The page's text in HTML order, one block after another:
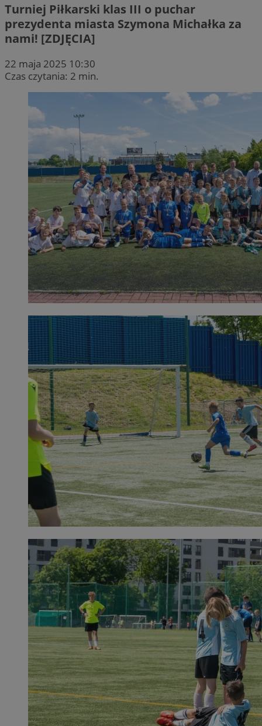
Turniej Piłkarski klas III o puchar
prezydenta miasta Szymona Michałka za
nami! [ZDJĘCIA]
22 maja 2025 10:30
Czas czytania: 2 min.